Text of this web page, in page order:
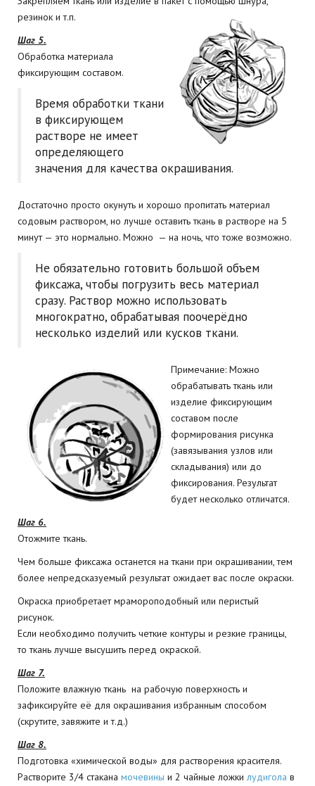
резинок и т.п.
Шаг 5.
Обработка материала
фиксирующим составом.
Время обработки ткани
в фиксирующем
растворе не имеет
определяющего
значения для качества окрашивания.
Достаточно просто окунуть и хорошо пропитать материал
содовым раствором, но лучше оставить ткань в растворе на 5
минут — это нормально. Можно — на ночь, что тоже возможно.
Не обязательно готовить большой объем
фиксажа, чтобы погрузить весь материал
сразу. Раствор можно использовать
многократно, обрабатывая поочерёдно
несколько изделий или кусков ткани.
Примечание: Можно
обрабатывать ткань или
изделие фиксирующим
составом после
формирования рисунка
(завязывания узлов или
складывания) или до
фиксирования. Результат
будет несколько отличатся.
Шаг 6.
Отожмите ткань.
Чем больше фиксажа останется на ткани при окрашивании, тем
более непредсказуемый результат ожидает вас после окраски.
Окраска приобретает мрамороподобный или перистый
рисунок.
Если необходимо получить четкие контуры и резкие границы,
то ткань лучше высушить перед окраской.
Шаг 7.
Положите влажную ткань на рабочую поверхность и
зафиксируйте её для окрашивания избранным способом
(скрутите, завяжите и т.д.)
Шаг 8.
Подготовка «химической воды» для растворения красителя.
Растворите 3/4 стакана мочевины и 2 чайные ложки лудигола в